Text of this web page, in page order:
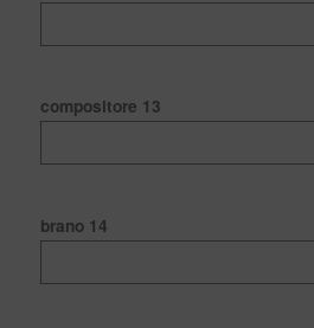
compositore 13
brano 14